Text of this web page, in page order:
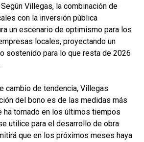
Villegas, la combinación de
con la inversión pública
un escenario de optimismo para los
locales, proyectando un
sostenido para lo que resta de 2026
cambio de tendencia, Villegas
del bono es de las medidas más
ha tomado en los últimos tiempos
utilice para el desarrollo de obra
que en los próximos meses haya